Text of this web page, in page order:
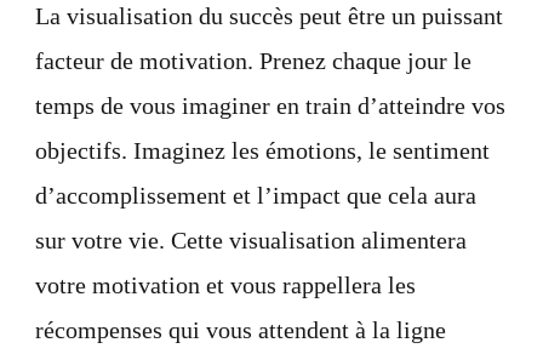
La visualisation du succès peut être un puissant
facteur de motivation. Prenez chaque jour le
temps de vous imaginer en train d’atteindre vos
objectifs. Imaginez les émotions, le sentiment
d’accomplissement et l’impact que cela aura
sur votre vie. Cette visualisation alimentera
votre motivation et vous rappellera les
récompenses qui vous attendent à la ligne